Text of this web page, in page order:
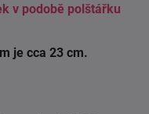
v podobě polštářku
je cca 23 cm.